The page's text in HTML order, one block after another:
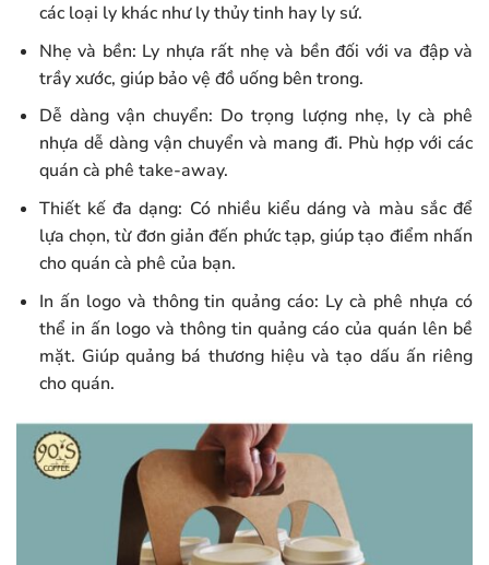
các loại ly khác như ly thủy tinh hay ly sứ.
Nhẹ và bền: Ly nhựa rất nhẹ và bền đối với va đập và
trầy xước, giúp bảo vệ đồ uống bên trong.
Dễ dàng vận chuyển: Do trọng lượng nhẹ, ly cà phê
nhựa dễ dàng vận chuyển và mang đi. Phù hợp với các
quán cà phê take-away.
Thiết kế đa dạng: Có nhiều kiểu dáng và màu sắc để
lựa chọn, từ đơn giản đến phức tạp, giúp tạo điểm nhấn
cho quán cà phê của bạn.
In ấn logo và thông tin quảng cáo: Ly cà phê nhựa có
thể in ấn logo và thông tin quảng cáo của quán lên bề
mặt. Giúp quảng bá thương hiệu và tạo dấu ấn riêng
cho quán.